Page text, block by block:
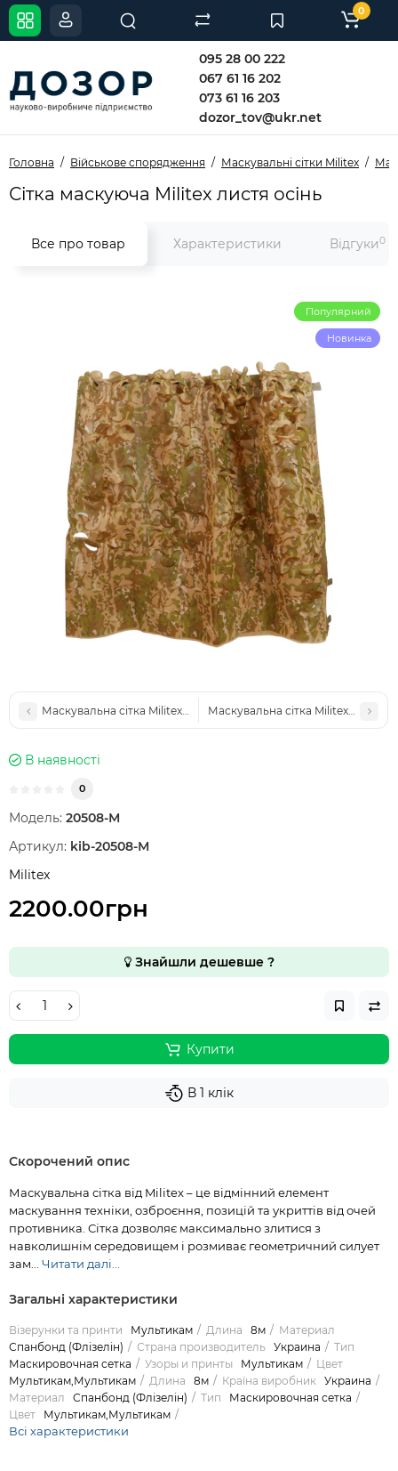
095 28 00 222
067 61 16 202
073 61 16 203
dozor_tov@ukr.net
0
Головна Військове спорядження Маскувальні сітки Militex
Сітка маскуюча Militex листя осінь
Все про товар Характеристики Відгуки0
Популярний
Новинка
Маскувальна сітка Militex Мультикам 5х7м (площа 35 кв.м.)
Маскувальна сітка Militex
В наявності
0
Модель: 20508-М
Артикул: kib-20508-М
Militex
2200.00грн
Знайшли дешевше ?
Купити
В 1 клік
Скорочений опис
Маскувальна сітка від Militex – це відмінний елемент
маскування техніки, озброєння, позицій та укриттів від очей
противника. Сітка дозволяє максимально злитися з
навколишнім середовищем і розмиває геометричний силует
зам... Читати далі...
Загальні характеристики
Візерунки та принти Мультикам Длина 8м
Материал
Спанбонд (Флізелін)
Страна производитель Украина
Тип
Маскировочная сетка
Узоры и принты Мультикам
Цвет
Мультикам,Мультикам
Длина 8м Країна виробник Украина
Материал
Спанбонд (Флізелін) Тип
Маскировочная сетка
Цвет
Мультикам,Мультикам
Всі характеристики